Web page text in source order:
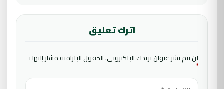
اترك تعليق
لن يتم نشر عنوان بريدك الإلكتروني.الحقول الإلزامية مشار إليها بـ
*